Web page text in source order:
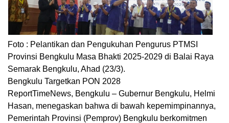
Foto : Pelantikan dan Pengukuhan Pengurus PTMSI
Provinsi Bengkulu Masa Bhakti 2025-2029 di Balai Raya
Semarak Bengkulu, Ahad (23/3).
Bengkulu Targetkan PON 2028
ReportTimeNews, Bengkulu – Gubernur Bengkulu, Helmi
Hasan, menegaskan bahwa di bawah kepemimpinannya,
Pemerintah Provinsi (Pemprov) Bengkulu berkomitmen